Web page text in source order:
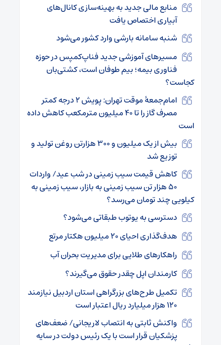
منابع مالی جدید به بهینه‌سازی کانال‌های
آبیاری اختصاص یافت
شنبه سامانه بارشی وارد کشور می‌شود
مسیرهای آموزشی جدید فناپ‌کمپس در حوزه
فناوری بیمه؛ بیم طوفان است، کشتی‌بان
کجاست؟
امام‌جمعهٔ موقت تهران: پویش ۲ درجه کمتر
مصرف گاز را تا ۴۰ میلیون مترمکعب کاهش داده
است
بیش از یک میلیون و ۳۰۰ هزارتن روغن تولید و
توزیع شد
کاهش قیمت سیب زمینی در شب عید/ واردات
۵۰ هزار تن سیب زمینی به بازار، سیب زمینی به
کیلویی چند تومان می‌رسد؟
دسترسی به یوتوب طبقاتی می‌شود؟
هدف‌گذاری احیای ۲۰ میلیون هکتار مرتع
راهکارهای طلایی برای مدیریت بحران آب
کارمندان اپل چقدر حقوق می‌گیرند؟
تکمیل طرح‌های بزرگراهی استان اردبیل نیازمند
۱۲۰ هزار میلیارد ریال اعتبار است
واکنش ثابتی به انتصاب لاریجانی/ ضعف‌های
پزشکیان قرار است با یک رئیس دولت در سایه